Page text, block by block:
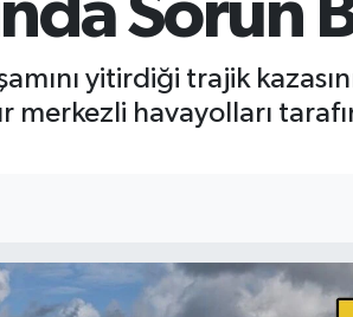
Sorun
yitirdiği trajik
merkezli havayolları